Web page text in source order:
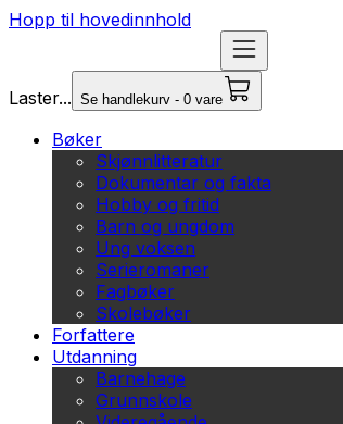
Hopp til hovedinnhold
Laster... Se handlekurv - 0 vare
Bøker
Skjønnlitteratur
Dokumentar og fakta
Hobby og fritid
Barn og ungdom
Ung voksen
Serieromaner
Fagbøker
Skolebøker
Forfattere
Utdanning
Barnehage
Grunnskole